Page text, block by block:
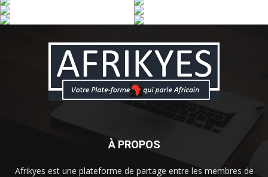
À PROPOS
Afrikyes est une plateforme de partage entre les membres de